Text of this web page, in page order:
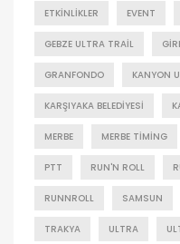
ETKINLIKLER EVENT
GEBZE ULTRA TRAIL
GRANFONDO KANYON
KARŞIYAKA BELEDIYESI
MERBE MERBE TIMING
PTT RUN'N ROLL
RUNNROLL SAMSUN
TRAKYA ULTRA